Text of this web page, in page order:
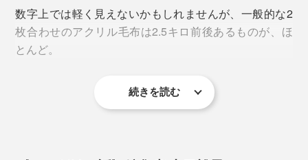
発熱力もテスト済み。本品「サーモ4000ウルトラソフ
ト モイストサーモ（TM）」とアクリル100％毛布のそ
れぞれの繊維片で、吸湿発熱性テストを実施していま
本品は検査開始1分で温度が約5℃アップ。2分後には２
つの素材に、約3℃の差が出ました。
織り上げた毛布の毛を梳かして、フワフワのわた状にす
る「毛さばき」、毛のちぢれを蒸気で伸ばす「ポリシャ
ー」。これらの工程を納得のいく風合いになるまで繰り
その工程数は約40（掛け毛布で）。一般的な毛布で20
数字上では軽く見えないかもしれませんが、一般的な2
枚合わせのアクリル毛布は2.5キロ前後あるものが、ほ
とんど。
らも薄さが伝わると思います。
続きを読む